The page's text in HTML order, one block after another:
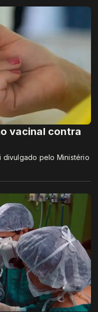
vacinal contra
divulgado pelo Ministério